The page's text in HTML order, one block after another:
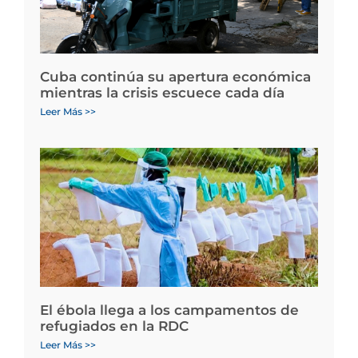
Cuba continúa su apertura económica
mientras la crisis escuece cada día
Leer Más >>
El ébola llega a los campamentos de
refugiados en la RDC
Leer Más >>